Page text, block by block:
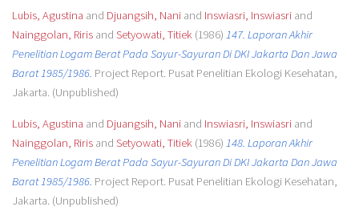
Lubis, Agustina and Djuangsih, Naniand Inswiasri, Inswiasriand
Nainggolan, Ririsand Setyowati, Titiek(1986) 147. Laporan Akhir
Penelitian Logam Berat Pada Sayur-Sayuran Di DKI Jakarta Dan Jawa
Barat 1985/1986. Project Report. Pusat Penelitian Ekologi Kesehatan,
Jakarta. (Unpublished)
Lubis, Agustina and Djuangsih, Naniand Inswiasri, Inswiasriand
Nainggolan, Ririsand Setyowati, Titiek(1986) 148. Laporan Akhir
Penelitian Logam Berat Pada Sayur-Sayuran Di DKI Jakarta Dan Jawa
Barat 1985/1986. Project Report. Pusat Penelitian Ekologi Kesehatan,
Jakarta. (Unpublished)